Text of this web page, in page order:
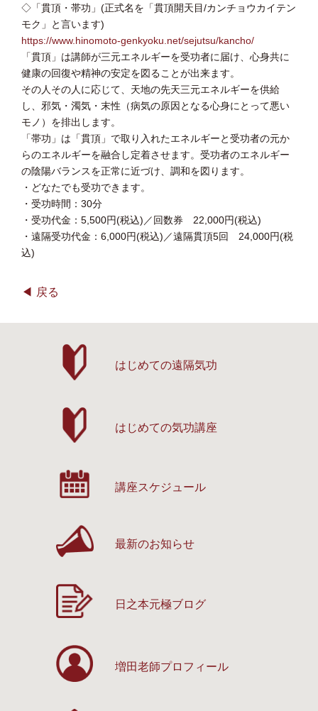
◇「貫頂・帯功」(正式名を「貫頂開天目/カンチョウカイテン
モク」と言います)
https://www.hinomoto-genkyoku.net/sejutsu/kancho/
「貫頂」は講師が三元エネルギーを受功者に届け、心身共に
健康の回復や精神の安定を図ることが出来ます。
その人その人に応じて、天地の先天三元エネルギーを供給
し、邪気・濁気・末性（病気の原因となる心身にとって悪い
モノ）を排出します。
「帯功」は「貫頂」で取り入れたエネルギーと受功者の元か
らのエネルギーを融合し定着させます。受功者のエネルギー
の陰陽バランスを正常に近づけ、調和を図ります。
・どなたでも受功できます。
・受功時間：30分
・受功代金：5,500円(税込)／回数券 22,000円(税込)
・遠隔受功代金：6,000円(税込)／遠隔貫頂5回 24,000円(税
込)
戻る
はじめての遠隔気功
はじめての気功講座
講座スケジュール
最新のお知らせ
日之本元極ブログ
増田老師プロフィール